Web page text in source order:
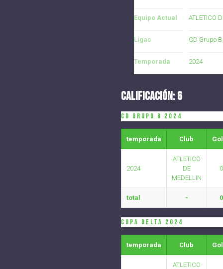
Equipo Actual ATLETICO
Ligas CD Grupo B
Temporada 2024
CALIFICACIÓN: 6
CD Grupo B 2024
temporada Club
2024
ATLETICO
DE
MEDELLIN
0
total - 0
COPA DELTA 2024
temporada Club
ATLETICO